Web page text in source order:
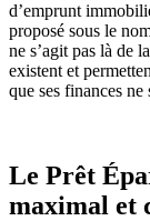
d’emprunt
proposé sous le
ne s’agit pas là de
existent et
que ses finances
Le Prêt
maximal et